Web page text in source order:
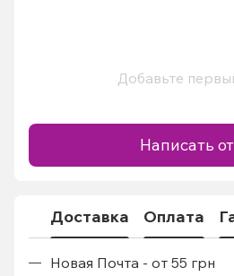
Добавьте
Написать
Доставка Оплата
Новая Почта - от 55 грн